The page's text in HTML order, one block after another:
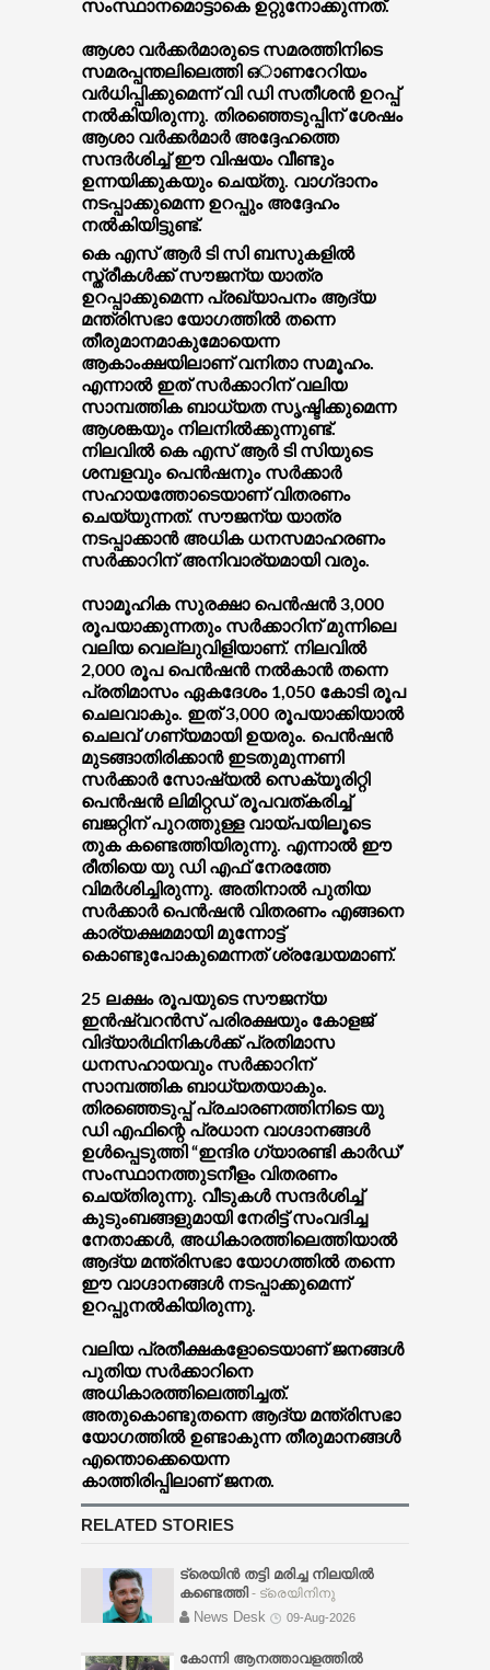
സംസ്ഥാനമൊട്ടാകെ ഉറ്റുനോക്കുന്നത്.
ആശാ വർക്കർമാരുടെ സമരത്തിനിടെ
സമരപ്പന്തലിലെത്തി ഒാണറേറിയം
വർധിപ്പിക്കുമെന്ന് വി ഡി സതീശൻ ഉറപ്പ്
നൽകിയിരുന്നു. തിരഞ്ഞെടുപ്പിന് ശേഷം
ആശാ വർക്കർമാർ അദ്ദേഹത്തെ
സന്ദർശിച്ച് ഈ വിഷയം വീണ്ടും
ഉന്നയിക്കുകയും ചെയ്തു. വാഗ്‌ദാനം
നടപ്പാക്കുമെന്ന ഉറപ്പും അദ്ദേഹം
നൽകിയിട്ടുണ്ട്.
കെ എസ് ആർ ടി സി ബസുകളിൽ
സ്ത്രീകൾക്ക് സൗജന്യ യാത്ര
ഉറപ്പാക്കുമെന്ന പ്രഖ്യാപനം ആദ്യ
മന്ത്രിസഭാ യോഗത്തിൽ തന്നെ
തീരുമാനമാകുമോയെന്ന
ആകാംക്ഷയിലാണ് വനിതാ സമൂഹം.
എന്നാൽ ഇത് സർക്കാറിന് വലിയ
സാമ്പത്തിക ബാധ്യത സൃഷ്ടിക്കുമെന്ന
ആശങ്കയും നിലനിൽക്കുന്നുണ്ട്.
നിലവിൽ കെ എസ് ആർ ടി സിയുടെ
ശമ്പളവും പെൻഷനും സർക്കാർ
സഹായത്തോടെയാണ് വിതരണം
ചെയ്യുന്നത്. സൗജന്യ യാത്ര
നടപ്പാക്കാൻ അധിക ധനസമാഹരണം
സർക്കാറിന് അനിവാര്യമായി വരും.
സാമൂഹിക സുരക്ഷാ പെൻഷൻ 3,000
രൂപയാക്കുന്നതും സർക്കാറിന് മുന്നിലെ
വലിയ വെല്ലുവിളിയാണ്. നിലവിൽ
2,000 രൂപ പെൻഷൻ നൽകാൻ തന്നെ
പ്രതിമാസം ഏകദേശം 1,050 കോടി രൂപ
ചെലവാകും. ഇത് 3,000 രൂപയാക്കിയാൽ
ചെലവ് ഗണ്യമായി ഉയരും. പെൻഷൻ
മുടങ്ങാതിരിക്കാൻ ഇടതുമുന്നണി
സർക്കാർ സോഷ്യൽ സെക്യൂരിറ്റി
പെൻഷൻ ലിമിറ്റഡ് രൂപവത്കരിച്ച്
ബജറ്റിന് പുറത്തുള്ള വായ്പയിലൂടെ
തുക കണ്ടെത്തിയിരുന്നു. എന്നാൽ ഈ
രീതിയെ യു ഡി എഫ് നേരത്തേ
വിമർശിച്ചിരുന്നു. അതിനാൽ പുതിയ
സർക്കാർ പെൻഷൻ വിതരണം എങ്ങനെ
കാര്യക്ഷമമായി മുന്നോട്ട്
കൊണ്ടുപോകുമെന്നത് ശ്രദ്ധേയമാണ്.
25 ലക്ഷം രൂപയുടെ സൗജന്യ
ഇൻഷ്വറൻസ് പരിരക്ഷയും കോളജ്
വിദ്യാർഥിനികൾക്ക് പ്രതിമാസ
ധനസഹായവും സർക്കാറിന്
സാമ്പത്തിക ബാധ്യതയാകും.
തിരഞ്ഞെടുപ്പ് പ്രചാരണത്തിനിടെ യു
ഡി എഫിന്റെ പ്രധാന വാഗ്ദാനങ്ങൾ
ഉൾപ്പെടുത്തി “ഇന്ദിര ഗ്യാരണ്ടി കാർഡ്’
സംസ്ഥാനത്തുടനീളം വിതരണം
ചെയ്തിരുന്നു. വീടുകൾ സന്ദർശിച്ച്
കുടുംബങ്ങളുമായി നേരിട്ട് സംവദിച്ച
നേതാക്കൾ, അധികാരത്തിലെത്തിയാൽ
ആദ്യ മന്ത്രിസഭാ യോഗത്തിൽ തന്നെ
ഈ വാഗ്ദാനങ്ങൾ നടപ്പാക്കുമെന്ന്
ഉറപ്പുനൽകിയിരുന്നു.
വലിയ പ്രതീക്ഷകളോടെയാണ് ജനങ്ങൾ
പുതിയ സർക്കാറിനെ
അധികാരത്തിലെത്തിച്ചത്.
അതുകൊണ്ടുതന്നെ ആദ്യ മന്ത്രിസഭാ
യോഗത്തിൽ ഉണ്ടാകുന്ന തീരുമാനങ്ങൾ
എന്തൊക്കെയെന്ന
കാത്തിരിപ്പിലാണ് ജനത.
RELATED STORIES
ട്രെയിൻ തട്ടി മരിച്ച നിലയിൽ
കണ്ടെത്തി - ട്രെയിനിനു
മുന്നിലേക്ക്
ദൃക്‌സാക്ഷികൾ പറയുന്നു.
News Desk 09-Aug-2026
കോന്നി ആനത്താവളത്തില്‍